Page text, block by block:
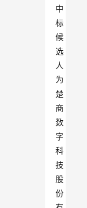
中
标
候
选
人
为
楚
商
数
字
科
技
股
份